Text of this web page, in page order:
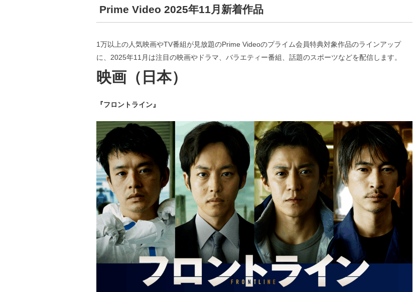
Prime Video 2025年11月新着作品
1万以上の人気映画やTV番組が見放題のPrime Videoのプライム会員特典対象作品のラインアップ
に、2025年11月は注目の映画やドラマ、バラエティー番組、話題のスポーツなどを配信します。
映画（日本）
『フロントライン』